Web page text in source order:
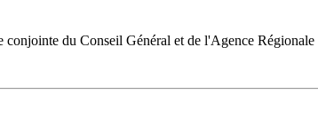
conjointe du Conseil Général et de l'Agence